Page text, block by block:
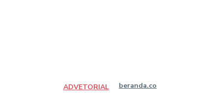
ADVETORIAL beranda.co